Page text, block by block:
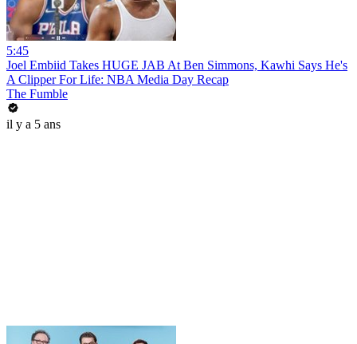
5:45
Joel Embiid Takes HUGE JAB At Ben Simmons, Kawhi Says He's
A Clipper For Life: NBA Media Day Recap
The Fumble
il y a 5 ans